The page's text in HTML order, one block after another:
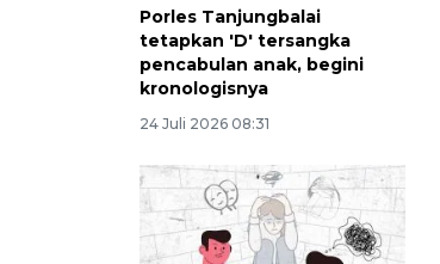
Porles Tanjungbalai
tetapkan 'D' tersangka
pencabulan anak, begini
kronologisnya
24 Juli 2026 08:31